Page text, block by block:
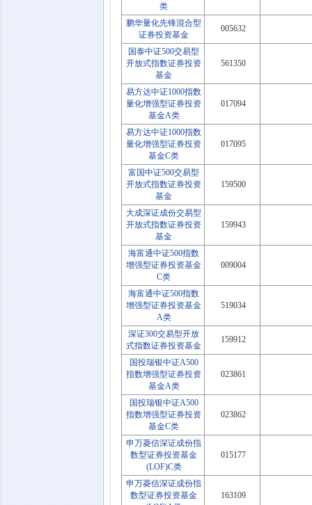
类
鹏华量化先锋混合型
证券投资基金
005632
国泰中证500交易型
开放式指数证券投资
基金
561350
易方达中证1000指数
量化增强型证券投资
基金A类
017094
易方达中证1000指数
量化增强型证券投资
基金C类
017095
富国中证500交易型
开放式指数证券投资
基金
159500
大成深证成份交易型
开放式指数证券投资
基金
159943
海富通中证500指数
增强型证券投资基金
C类
009004
海富通中证500指数
增强型证券投资基金
A类
519034
深证300交易型开放
式指数证券投资基金
159912
国投瑞银中证A500
指数增强型证券投资
基金A类
023861
国投瑞银中证A500
指数增强型证券投资
基金C类
023862
申万菱信深证成份指
数型证券投资基金
(LOF)C类
015177
申万菱信深证成份指
数型证券投资基金
163109